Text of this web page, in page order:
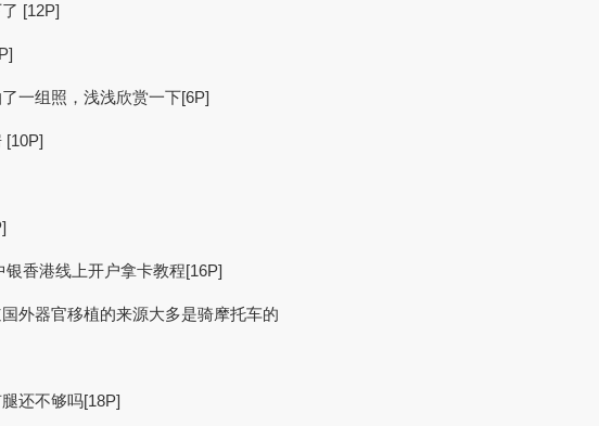
[12P]
一组照，浅浅欣赏一下[6P]
[10P]
香港线上开户拿卡教程[16P]
外器官移植的来源大多是骑摩托车的
还不够吗[18P]